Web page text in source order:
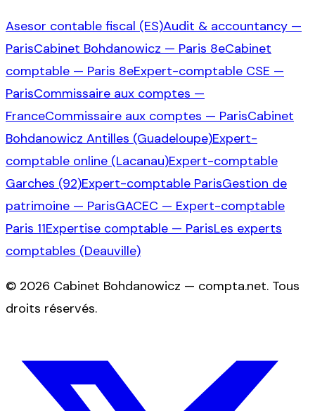
Asesor contable fiscal (ES)Audit & accountancy —
ParisCabinet Bohdanowicz — Paris 8eCabinet
comptable — Paris 8eExpert-comptable CSE —
ParisCommissaire aux comptes —
FranceCommissaire aux comptes — ParisCabinet
Bohdanowicz Antilles (Guadeloupe)Expert-
comptable online (Lacanau)Expert-comptable
Garches (92)Expert-comptable ParisGestion de
patrimoine — ParisGACEC — Expert-comptable
Paris 11Expertise comptable — ParisLes experts
comptables (Deauville)
© 2026 Cabinet Bohdanowicz — compta.net. Tous
droits réservés.